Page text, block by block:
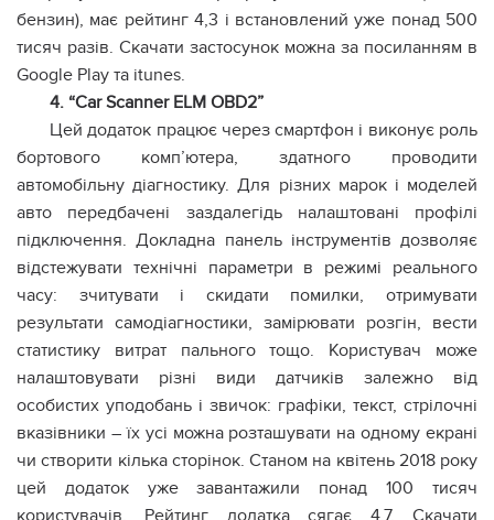
бензин), має рейтинг 4,3 і встановлений уже понад 500
тисяч разів. Скачати застосунок можна за посиланням в
Google Play та itunes.
4. “Car Scanner ELM OBD2”
Цей додаток працює через смартфон і виконує роль
бортового комп’ютера, здатного проводити
автомобільну діагностику. Для різних марок і моделей
авто передбачені заздалегідь налаштовані профілі
підключення. Докладна панель інструментів дозволяє
відстежувати технічні параметри в режимі реального
часу: зчитувати і скидати помилки, отримувати
результати самодіагностики, замірювати розгін, вести
статистику витрат пального тощо. Користувач може
налаштовувати різні види датчиків залежно від
особистих уподобань і звичок: графіки, текст, стрілочні
вказівники – їх усі можна розташувати на одному екрані
чи створити кілька сторінок. Станом на квітень 2018 року
цей додаток уже завантажили понад 100 тисяч
користувачів. Рейтинг додатка сягає 4,7. Скачати